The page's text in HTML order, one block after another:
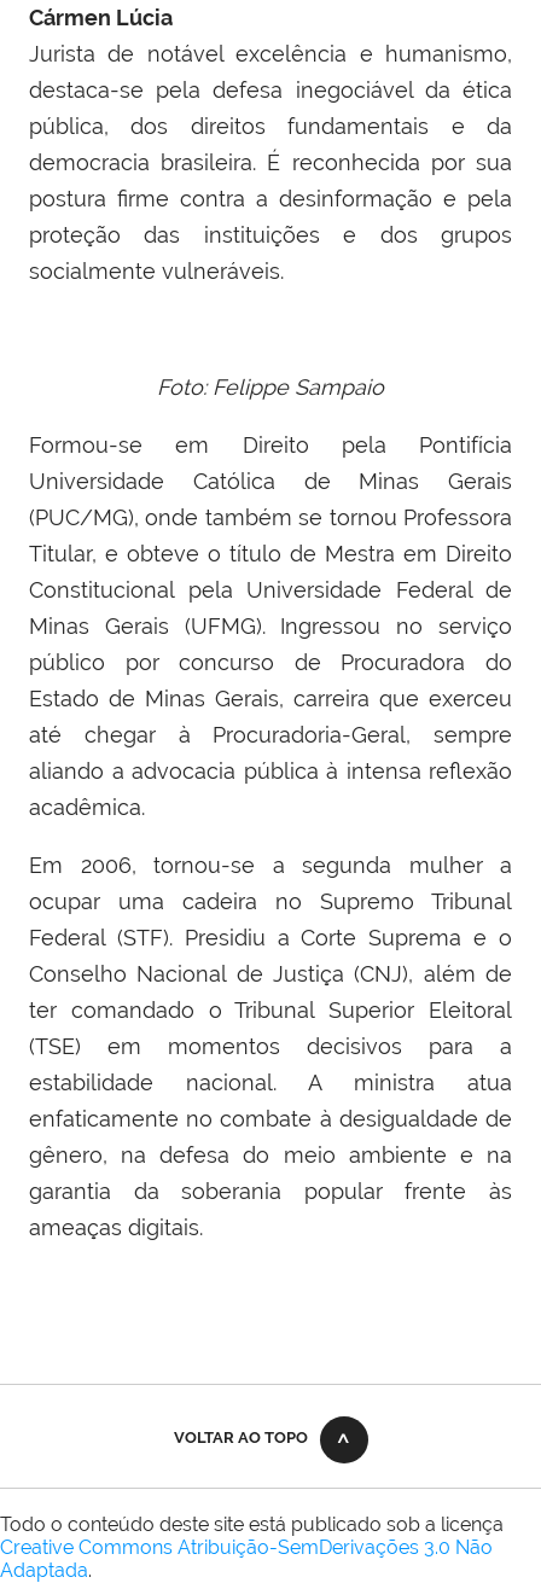
Cármen Lúcia
Jurista de notável excelência e humanismo,
destaca-se pela defesa inegociável da ética
pública, dos direitos fundamentais e da
democracia brasileira. É reconhecida por sua
postura firme contra a desinformação e pela
proteção das instituições e dos grupos
socialmente vulneráveis.
Foto: Felippe Sampaio
Formou-se em Direito pela Pontifícia
Universidade Católica de Minas Gerais
(PUC/MG), onde também se tornou Professora
Titular, e obteve o título de Mestra em Direito
Constitucional pela Universidade Federal de
Minas Gerais (UFMG). Ingressou no serviço
público por concurso de Procuradora do
Estado de Minas Gerais, carreira que exerceu
até chegar à Procuradoria-Geral, sempre
aliando a advocacia pública à intensa reflexão
acadêmica.
Em 2006, tornou-se a segunda mulher a
ocupar uma cadeira no Supremo Tribunal
Federal (STF). Presidiu a Corte Suprema e o
Conselho Nacional de Justiça (CNJ), além de
ter comandado o Tribunal Superior Eleitoral
(TSE) em momentos decisivos para a
estabilidade nacional. A ministra atua
enfaticamente no combate à desigualdade de
gênero, na defesa do meio ambiente e na
garantia da soberania popular frente às
ameaças digitais.
VOLTAR AO TOPO
Todo o conteúdo deste site está publicado sob a licença
Creative Commons Atribuição-SemDerivações 3.0 Não
Adaptada.